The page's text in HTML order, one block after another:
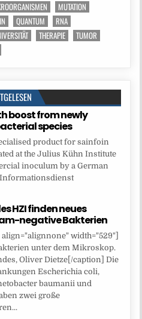
MUTATION
QUANTUM
RNA
THERAPIE
TUMOR
boost from newly
species
product for sainfoin
at the Julius Kühn Institute
inoculum by a German
Informationsdienst
HZI finden neues
negative Bakterien
width="529"]
unter dem Mikroskop.
Oliver Dietze[/caption] Die
Escherichia coli,
baumanii und
zwei große